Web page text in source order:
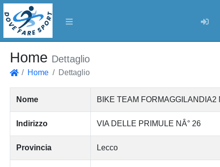
Home Dettaglio
Home Dettaglio
Nome BIKE TEAM
Indirizzo VIA DELLE PRIMULE NÂ° 26
Provincia Lecco